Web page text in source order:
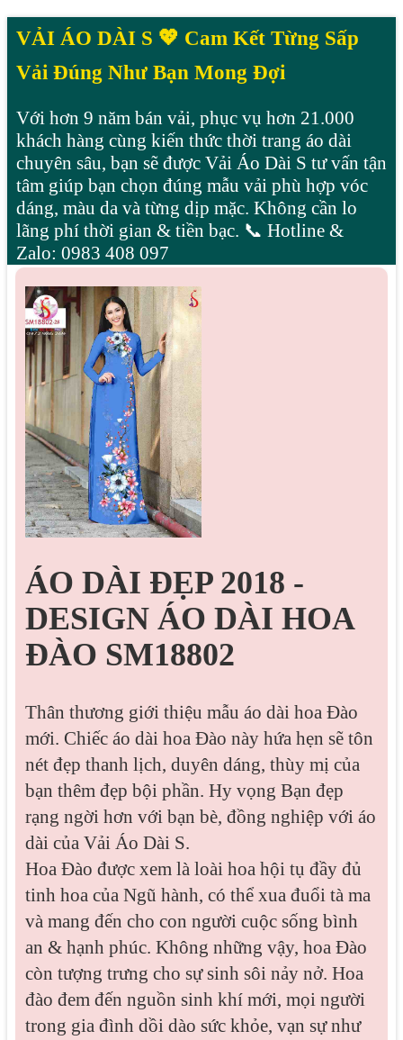
VẢI ÁO DÀI S 💖 Cam Kết Từng Sấp
Vải Đúng Như Bạn Mong Đợi
Với hơn 9 năm bán vải, phục vụ hơn 21.000
khách hàng cùng kiến thức thời trang áo dài
chuyên sâu, bạn sẽ được Vải Áo Dài S tư vấn tận
tâm giúp bạn chọn đúng mẫu vải phù hợp vóc
dáng, màu da và từng dịp mặc. Không cần lo
lãng phí thời gian & tiền bạc. 📞 Hotline &
Zalo: 0983 408 097
ÁO DÀI ĐẸP 2018 -
DESIGN ÁO DÀI HOA
ĐÀO SM18802
Thân thương giới thiệu mẫu áo dài hoa Đào
mới. Chiếc áo dài hoa Đào này hứa hẹn sẽ tôn
nét đẹp thanh lịch, duyên dáng, thùy mị của
bạn thêm đẹp bội phần. Hy vọng Bạn đẹp
rạng ngời hơn với bạn bè, đồng nghiệp với áo
dài của Vải Áo Dài S.
Hoa Đào được xem là loài hoa hội tụ đầy đủ
tinh hoa của Ngũ hành, có thể xua đuổi tà ma
và mang đến cho con người cuộc sống bình
an & hạnh phúc. Không những vậy, hoa Đào
còn tượng trưng cho sự sinh sôi nảy nở. Hoa
đào đem đến nguồn sinh khí mới, mọi người
trong gia đình dồi dào sức khỏe, vạn sự như